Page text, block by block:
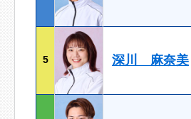
5 深川 麻奈美